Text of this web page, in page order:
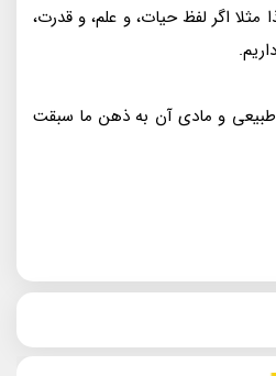
اگر لفظ حیات، و علم، و قدرت،
طبیعی و مادی آن به ذهن ما سبقت